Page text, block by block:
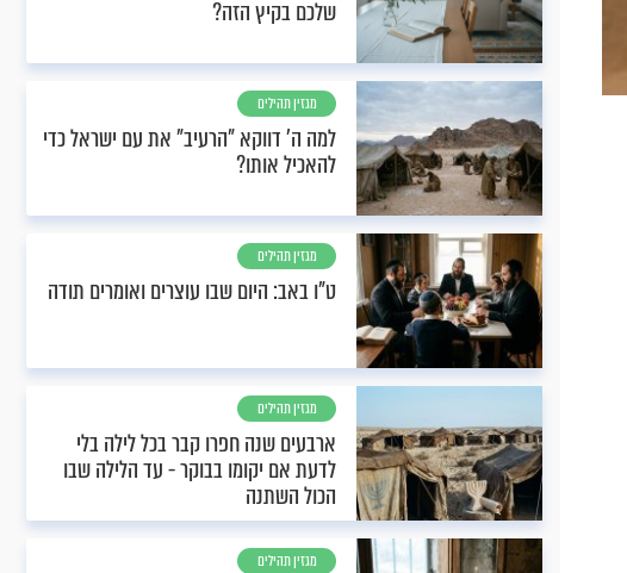
שלכם בקיץ הזה?
מגזין תהילים
למה ה' דווקא "הרעיב" את עם ישראל כדי
להאכיל אותו?
מגזין תהילים
ט"ו באב: היום שבו עוצרים ואומרים תודה
מגזין תהילים
ארבעים שנה חפרו קבר בכל לילה בלי
לדעת אם יקומו בבוקר - עד הלילה שבו
הכול השתנה
מגזין תהילים